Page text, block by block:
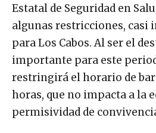
Estatal de Seguridad en
algunas restricciones, casi
para Los Cabos. Al ser el
importante para este
restringirá el horario de
horas, que no impacta a la
permisividad de